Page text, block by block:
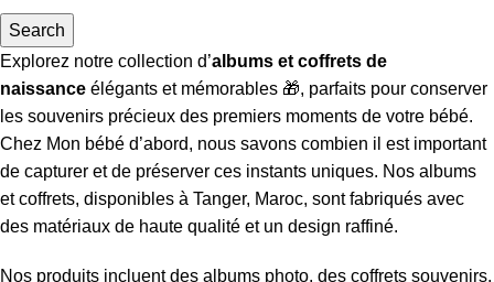
Search
Explorez notre collection d’albums et coffrets de
naissance élégants et mémorables 🎁, parfaits pour conserver
les souvenirs précieux des premiers moments de votre bébé.
Chez Mon bébé d’abord, nous savons combien il est important
de capturer et de préserver ces instants uniques. Nos albums
et coffrets, disponibles à Tanger, Maroc, sont fabriqués avec
des matériaux de haute qualité et un design raffiné.
Nos produits incluent des albums photo, des coffrets souvenirs,